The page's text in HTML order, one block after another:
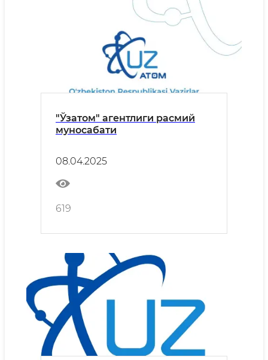
"Ўзатом" агентлиги расмий
муносабати
08.04.2025
619